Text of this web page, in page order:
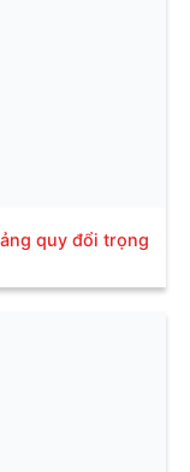
quy đổi trọng